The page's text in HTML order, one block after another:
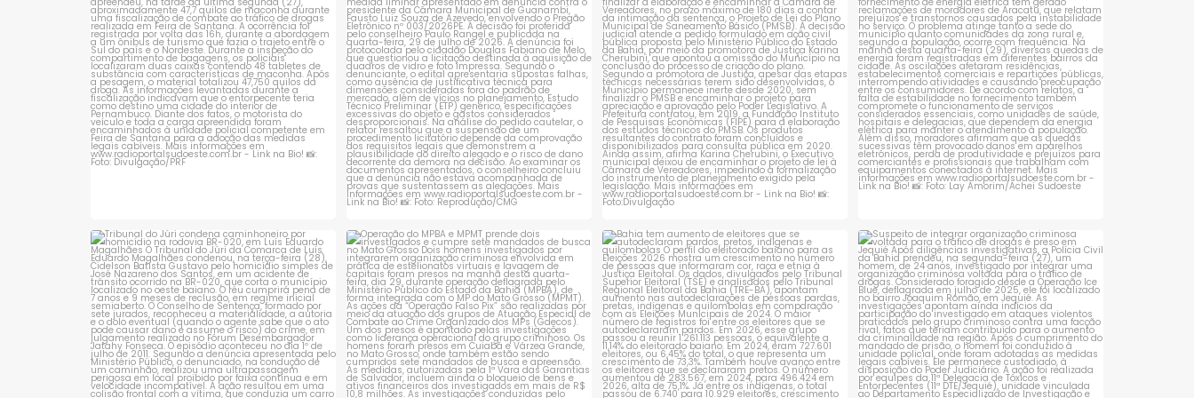
Educacionais Anísio Teixeira
(Inep),
1 0 1 0 1 0 1 0
Tribunal do Júri condena caminhoneiro
por...
1 0
Operação do MPBA e MPMT prende dois
investigados e...
1 0
Bahia tem aumento de eleitores que se
autodeclaram...
1 0
Suspeito de integrar organização criminosa
voltada...
1 0